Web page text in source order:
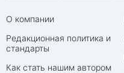
О компании
Редакционная политика и
стандарты
Как стать нашим автором